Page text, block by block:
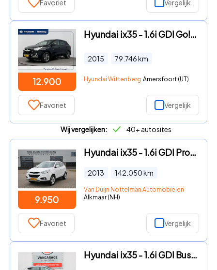
Favoriet Vergelijk
12.900
Hyundai ix35 - 1.6i GDI Go! | Navigatie | Camera | Climate Control | Led Da
2015 79.746km
Hyundai Wittenberg Amersfoort (UT)
Favoriet Vergelijk
Wij vergelijken: 40+ autosites
9.950
Hyundai ix35 - 1.6i GDI Pro / Leer / Stoelverwarming / N.A.P.
2013 142.050km
Van Duijn Nottelman Automobielen
Alkmaar (NH)
Favoriet Vergelijk
Hyundai ix35 - 1.6i GDI Business Ed / achteruitrijcamera